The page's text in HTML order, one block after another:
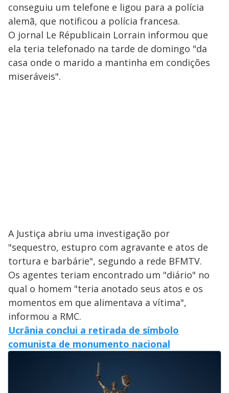
conseguiu um telefone e ligou para a polícia
alemã, que notificou a polícia francesa.
O jornal Le Républicain Lorrain informou que
ela teria telefonado na tarde de domingo "da
casa onde o marido a mantinha em condições
miseráveis".
A Justiça abriu uma investigação por
"sequestro, estupro com agravante e atos de
tortura e barbárie", segundo a rede BFMTV.
Os agentes teriam encontrado um "diário" no
qual o homem "teria anotado seus atos e os
momentos em que alimentava a vítima",
informou a RMC.
Ucrânia conclui a retirada de símbolo
comunista de monumento nacional